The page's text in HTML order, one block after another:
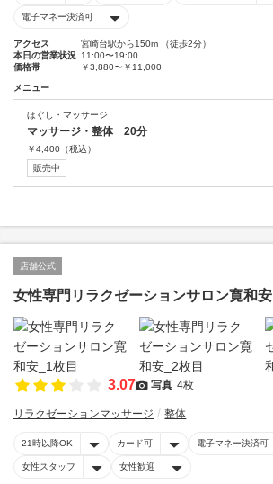
電子マネー決済可
アクセス
宮崎台駅から150m （徒歩2分）
本日の営業状況 11:00〜19:00
価格帯
￥3,880〜￥11,000
メニュー
ほぐし・マッサージ
マッサージ・整体 20分
￥4,400 （税込）
販売中
店舗公式
女性専門リラクゼーションサロン寛和安
3.07 写真 4枚
リラクゼーションマッサージ 整体
21時以降OK カード可 電子マネー決済可
女性スタッフ 女性歓迎